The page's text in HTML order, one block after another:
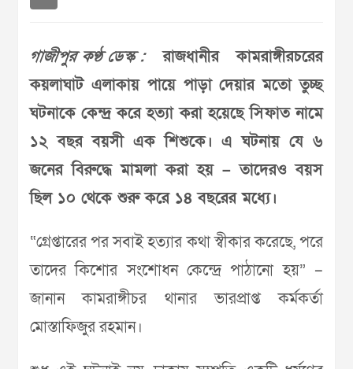
গাজীপুর কণ্ঠ ডেস্ক :রাজধানীর কামরাঙ্গীরচরের
কয়লাঘাট এলাকায় পায়ে পাড়া দেয়ার মতো তুচ্ছ
ঘটনাকে কেন্দ্র করে হত্যা করা হয়েছে সিফাত নামে
১২ বছর বয়সী এক শিশুকে। এ ঘটনায় যে ৬
জনের বিরুদ্ধে মামলা করা হয় – তাদেরও বয়স
ছিল ১০ থেকে শুরু করে ১৪ বছরের মধ্যে।
“গ্রেপ্তারের পর সবাই হত্যার কথা স্বীকার করেছে, পরে
তাদের কিশোর সংশোধন কেন্দ্রে পাঠানো হয়” –
জানান কামরাঙ্গীচর থানার ভারপ্রাপ্ত কর্মকর্তা
মোস্তাফিজুর রহমান।